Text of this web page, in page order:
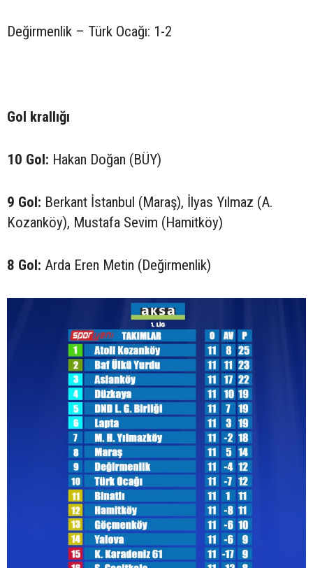
Değirmenlik – Türk Ocağı: 1-2
Gol krallığı
10 Gol: Hakan Doğan (BÜY)
9 Gol: Berkant İstanbul (Maraş), İlyas Yılmaz (A.
Kozanköy), Mustafa Sevim (Hamitköy)
8 Gol: Arda Eren Metin (Değirmenlik)